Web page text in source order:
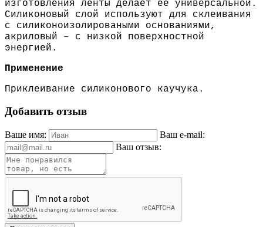
изготовления ленты делает ее универсальной.
Силиконовый слой используют для склеивания
с силиконоизолироваными основаниями,
акриловый – с низкой поверхностной
энергией.
Применение
Приклеивание силиконового каучука.
Добавить отзыв
Ваше имя:
Ваш e-mail:
Ваш отзыв: